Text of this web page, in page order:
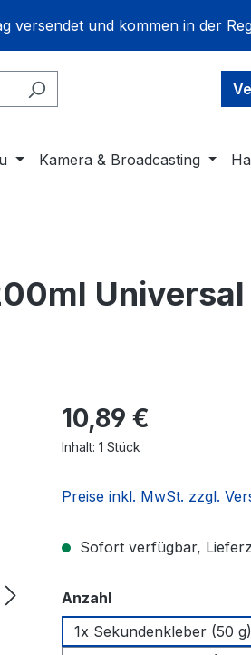
und kommen in der
Kamera & Broadcasting
10,89 €
Inhalt: 1 Stück
Preise inkl. MwSt. zzgl.
Sofort verfügbar,
Anzahlauswählen
1x Sekundenkleber (50